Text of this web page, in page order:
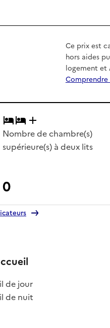
Ce prix est
hors aides
logement et
Nombre de chambre(s)
supérieure(s) à deux lits
0
de jour
: non disponible
de nuit
: non disponible